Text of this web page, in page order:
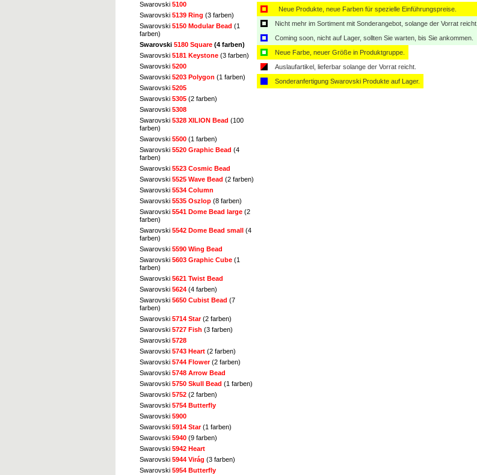
Swarovski 5100
Swarovski 5139 Ring (3 farben)
Swarovski 5150 Modular Bead (1
farben)
Swarovski 5180 Square (4 farben)
Swarovski 5181 Keystone (3 farben)
Swarovski 5200
Swarovski 5203 Polygon (1 farben)
Swarovski 5205
Swarovski 5305 (2 farben)
Swarovski 5308
Swarovski 5328 XILION Bead (100
farben)
Swarovski 5500 (1 farben)
Swarovski 5520 Graphic Bead (4
farben)
Swarovski 5523 Cosmic Bead
Swarovski 5525 Wave Bead (2 farben)
Swarovski 5534 Column
Swarovski 5535 Oszlop (8 farben)
Swarovski 5541 Dome Bead large (2
farben)
Swarovski 5542 Dome Bead small (4
farben)
Swarovski 5590 Wing Bead
Swarovski 5603 Graphic Cube (1
farben)
Swarovski 5621 Twist Bead
Swarovski 5624 (4 farben)
Swarovski 5650 Cubist Bead (7
farben)
Swarovski 5714 Star(2 farben)
Swarovski 5727 Fish (3 farben)
Swarovski 5728
Swarovski 5743 Heart (2 farben)
Swarovski 5744 Flower(2 farben)
Swarovski 5748 Arrow Bead
Swarovski 5750 Skull Bead (1 farben)
Swarovski 5752 (2 farben)
Swarovski 5754 Butterfly
Swarovski 5900
Swarovski 5914 Star(1 farben)
Swarovski 5940 (9 farben)
Swarovski 5942 Heart
Swarovski 5944 Virág (3 farben)
Swarovski 5954 Butterfly
Neue Produkte, neue Farben für spezielle Einführungspreise.
Nicht mehr im Sortiment mit Sonderangebot, solange der Vorrat reicht.
Coming soon, nicht auf Lager, sollten Sie warten, bis Sie ankommen.
Neue Farbe, neuer Größe in Produktgruppe.
Auslaufartikel, lieferbar solange der Vorrat reicht.
Sonderanfertigung Swarovski Produkte auf Lager.